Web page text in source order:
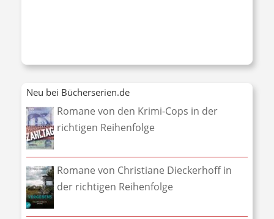
Neu bei Bücherserien.de
Romane von den Krimi-Cops in der
richtigen Reihenfolge
Romane von Christiane Dieckerhoff in
der richtigen Reihenfolge